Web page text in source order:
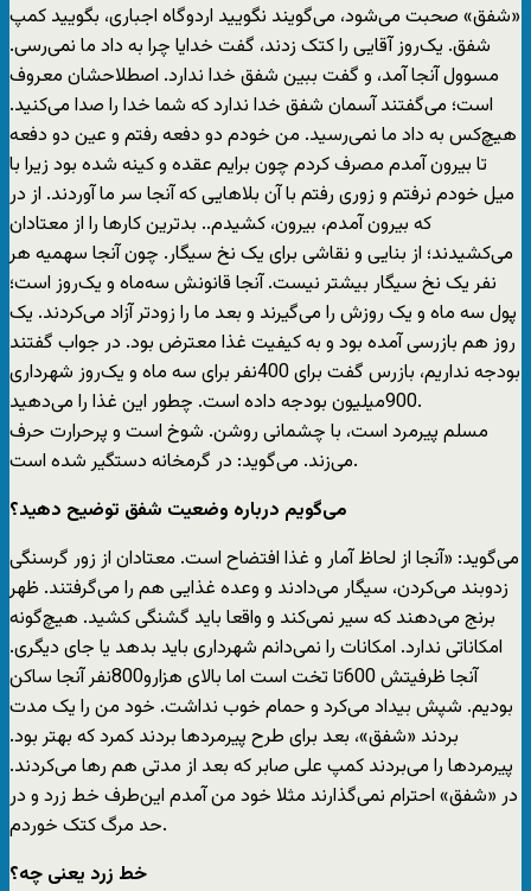
«شفق» صحبت می‌شود، می‌گویند نگویید اردوگاه اجباری، بگویید کمپ
شفق. یک‌روز آقایی را کتک زدند، گفت خدایا چرا به داد ما نمی‌رسی.
مسوول آنجا آمد، و گفت ببین شفق خدا ندارد. اصطلاحشان معروف
است؛ می‌گفتند آسمان شفق خدا ندارد که شما خدا را صدا می‌کنید.
هیچ‌کس به داد ما نمی‌رسید. من خودم دو دفعه رفتم و عین دو دفعه
تا بیرون آمدم مصرف کردم چون برایم عقده و کینه شده بود زیرا با
میل خودم نرفتم و زوری رفتم با آن بلاهایی که آنجا سر ما آوردند. از در
که بیرون آمدم، بیرون، کشیدم.. بدترین کارها را از معتادان
می‌کشیدند؛ از بنایی و نقاشی برای یک نخ سیگار. چون آنجا سهمیه هر
نفر یک نخ سیگار بیشتر نیست. آنجا قانونش سه‌ماه و یک‌روز است؛
پول سه ماه و یک روزش را می‌گیرند و بعد ما را زودتر آزاد می‌کردند. یک
روز هم بازرسی آمده بود و به کیفیت غذا معترض بود. در جواب گفتند
بودجه نداریم، بازرس گفت برای 400نفر برای سه ماه و یک‌روز شهرداری
900میلیون بودجه داده است. چطور این غذا را می‌دهید.
مسلم پیرمرد است، با چشمانی روشن. شوخ است و پرحرارت حرف
می‌زند. می‌گوید: در گرمخانه دستگیر شده است.
می‌گویم درباره وضعیت شفق توضیح دهید؟
می‌گوید: «آنجا از لحاظ آمار و غذا افتضاح است. معتادان از زور گرسنگی
زدوبند می‌کردن، سیگار می‌دادند و وعده غذایی هم را می‌گرفتند. ظهر
برنج می‌دهند که سیر نمی‌کند و واقعا باید گشنگی کشید. هیچ‌گونه
امکاناتی ندارد. امکانات را نمی‌دانم شهرداری باید بدهد یا جای دیگری.
آنجا ظرفیتش 600تا تخت است اما بالای هزارو800نفر آنجا ساکن
بودیم. شپش بیداد می‌کرد و حمام خوب نداشت. خود من را یک مدت
بردند «شفق»، بعد برای طرح پیرمردها بردند کمرد که بهتر بود.
پیرمردها را می‌بردند کمپ علی صابر که بعد از مدتی هم رها می‌کردند.
در «شفق» احترام نمی‌گذارند مثلا خود من آمدم این‌طرف خط زرد و در
حد مرگ کتک خوردم.
خط زرد یعنی چه؟